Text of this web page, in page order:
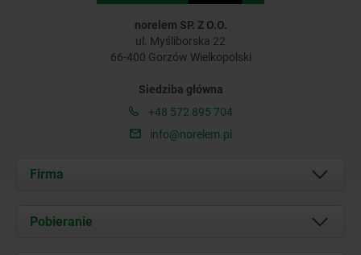
norelem SP. Z O.O.
ul. Myśliborska 22
66-400 Gorzów Wielkopolski
Siedziba główna
+48 572 895 704
info@norelem.pl
Firma
O nas
Pobieranie